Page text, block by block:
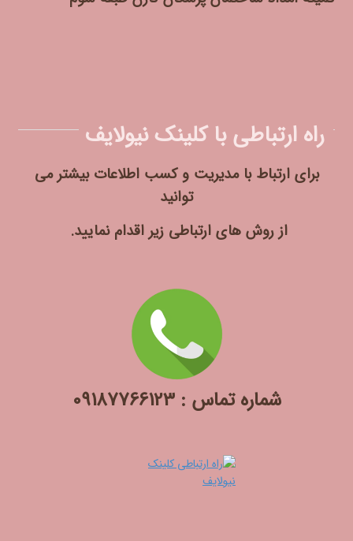
راه ارتباطی با کلینک نیولایف
برای ارتباط با مدیریت و کسب اطلاعات بیشتر می
توانید
از روش های ارتباطی زیر اقدام نمایید.
شماره تماس : 09187766123